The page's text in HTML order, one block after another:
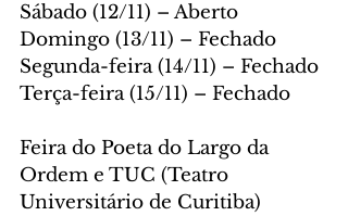
Sábado (12/11) – Aberto
Domingo (13/11) – Fechado
Segunda-feira (14/11) – Fechado
Terça-feira (15/11) – Fechado
Feira do Poeta do Largo da
Ordem e TUC (Teatro
Universitário de Curitiba)